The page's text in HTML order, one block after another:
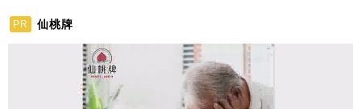
PR 仙桃牌